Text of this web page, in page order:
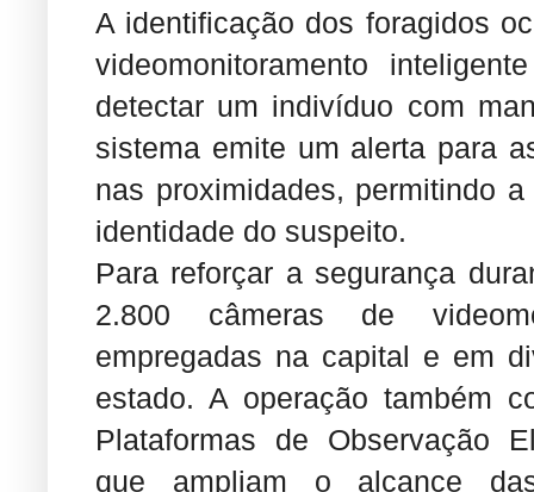
A identificação dos foragidos
videomonitoramento
detectar um indivíduo com
sistema emite um alerta para
nas proximidades, permitindo
identidade do suspeito.
Para reforçar a segurança
2.800 câmeras de
empregadas na capital e em
estado. A operação também
Plataformas de Observação
que ampliam o alcance